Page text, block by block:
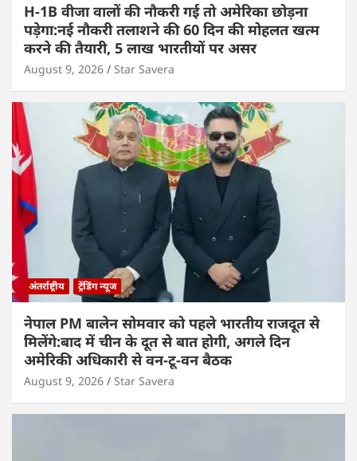
H-1B वीजा वालों की नौकरी गई तो अमेरिका छोड़ना
पड़ेगा:नई नौकरी तलाशने की 60 दिन की मोहलत खत्म
करने की तैयारी, 5 लाख भारतीयों पर असर
August 9, 2026 Star Savera
अंतर्राष्ट्रीय ट्रेंडिंग न्यूज
नेपाल PM बालेन सोमवार को पहले भारतीय राजदूत से
मिलेंगे:बाद में चीन के दूत से बात होगी, अगले दिन
अमेरिकी अधिकारी से वन-टू-वन बैठक
August 9, 2026 Star Savera